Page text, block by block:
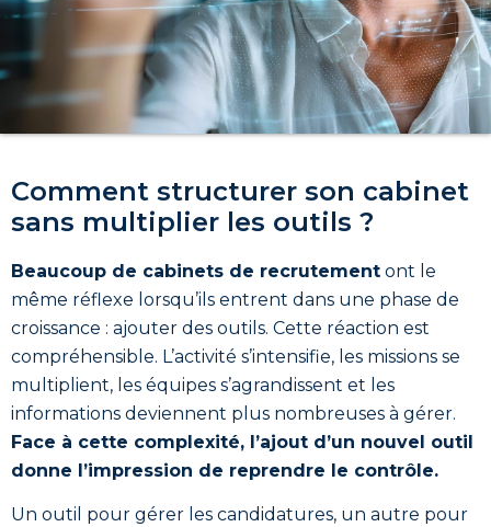
Comment structurer son cabinet
sans multiplier les outils ?
Beaucoup de cabinets de recrutement ont le
même réflexe lorsqu’ils entrent dans une phase de
croissance : ajouter des outils. Cette réaction est
compréhensible. L’activité s’intensifie, les missions se
multiplient, les équipes s’agrandissent et les
informations deviennent plus nombreuses à gérer.
Face à cette complexité, l’ajout d’un nouvel outil
donne l’impression de reprendre le contrôle.
Un outil pour gérer les candidatures, un autre pour